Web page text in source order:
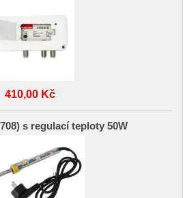
410,00 Kč
s regulací teploty 50W